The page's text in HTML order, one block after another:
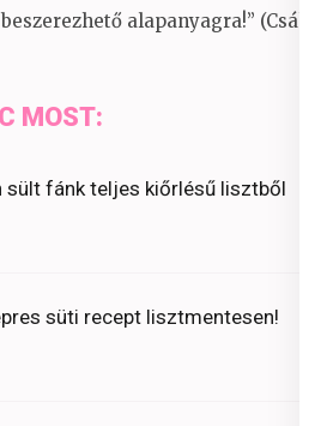
alapanyagra!” (Csáky
MOST:
sült fánk teljes kiőrlésű lisztből
süti recept lisztmentesen!